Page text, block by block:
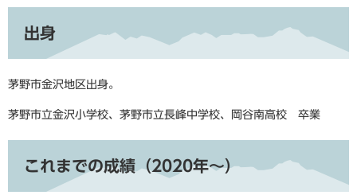
出身
茅野市金沢地区出身。
茅野市立金沢小学校、茅野市立長峰中学校、岡谷南高校 卒業
これまでの成績（2020年～）